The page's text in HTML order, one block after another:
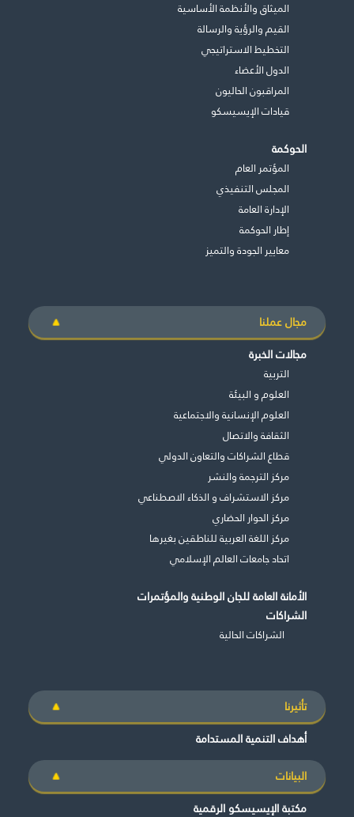
الميثاق والأنظمة الأساسية
القيم والرؤية والرسالة
التخطيط الاستراتيجي
الدول الأعضاء
المراقبون الحاليون
قيادات الإيسيسكو
الحوكمة
المؤتمر العام
المجلس التنفيذي
اﻹدارة العامة
إطار الحوكمة
معايير الجودة والتميز
مجال عملنا
مجالات الخبرة
التربية
العلوم و البيئة
العلوم الإنسانية والاجتماعية
الثقافة والاتصال
قطاع الشراكات والتعاون الدولي
مركز الترجمة والنشر
مركز الاستشراف و الذكاء الاصطناعي
مركز الحوار الحضاري
مركز اللغة العربية للناطقين بغيرها
اتحاد جامعات العالم الإسلامي
الأمانة العامة للجان الوطنية والمؤتمرات
الشراكات
الشراكات الحالية
تأثيرنا
أهداف التنمية المستدامة
البيانات
مكتبة الإيسيسكو الرقمية